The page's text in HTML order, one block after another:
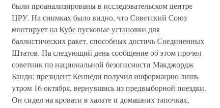
были проанализированы в исследовательском центре
ЦРУ. На снимках было видно, что Советский Союз
монтирует на Кубе пусковые установки для
баллистических ракет, способных достичь Соединенных
Штатов. На следующий день сообщение об этом прочел
советник по национальной безопасности Макджордж
Банди; президент Кеннеди получил информацию лишь
утром 16 октября, вернувшись из предвыборной поездки.
Он сидел на кровати в халате и домашних тапочках,